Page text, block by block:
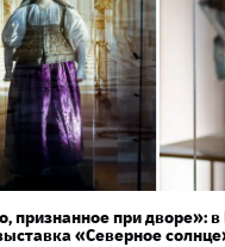
признанное при дворе»:
«Северное